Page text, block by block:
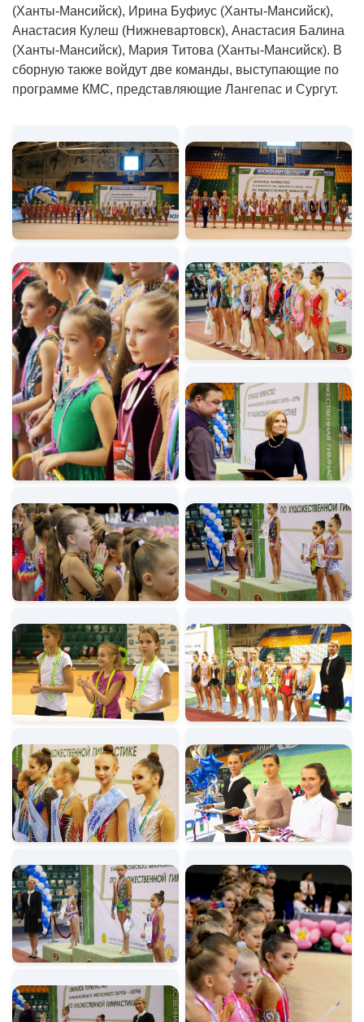
(Ханты-Мансийск), Ирина Буфиус (Ханты-Мансийск),
Анастасия Кулеш (Нижневартовск), Анастасия Балина
(Ханты-Мансийск), Мария Титова (Ханты-Мансийск). В
сборную также войдут две команды, выступающие по
программе КМС, представляющие Лангепас и Сургут.